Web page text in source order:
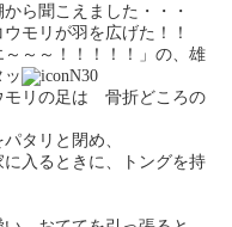
ら聞こえました・・・
モリが羽を広げた！！
～～！！！！！」の、雄
リの足は 骨折どころの
タリと閉め、
入るときに、トングを持